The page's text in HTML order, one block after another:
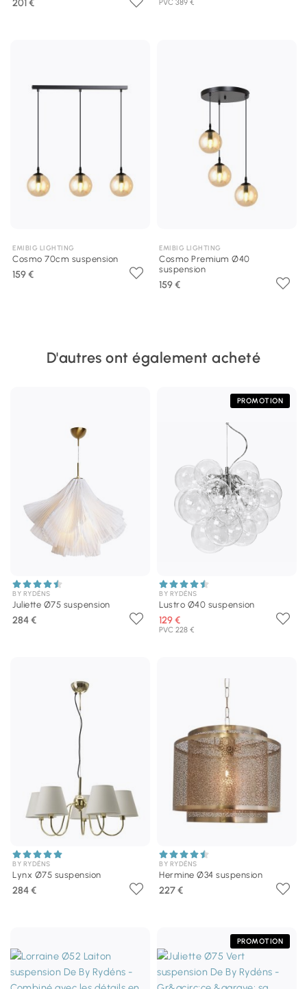
201 € PVC 389 €
EMIBIG LIGHTING
Cosmo 70cm suspension
159 €
EMIBIG LIGHTING
Cosmo Premium Ø40
suspension
159 €
D'autres ont également acheté
BY RYDÉNS
Juliette Ø75 suspension
284 €
PROMOTION
BY RYDÉNS
Lustro Ø40 suspension
129 €
PVC 228 €
BY RYDÉNS
Lynx Ø75 suspension
284 €
BY RYDÉNS
Hermine Ø34 suspension
227 €
PROMOTION